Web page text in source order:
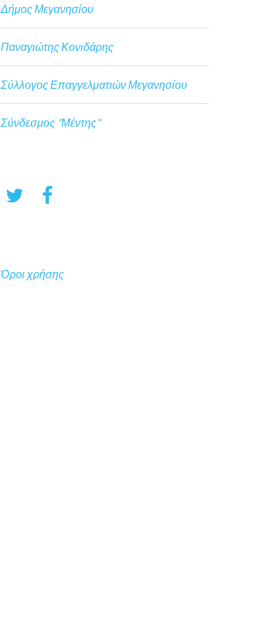
Δήμος Μεγανησίου
Παναγιώτης Κονιδάρης
Σύλλογος Επαγγελματιών Μεγανησίου
Σύνδεσμος "Μέντης"
Όροι χρήσης